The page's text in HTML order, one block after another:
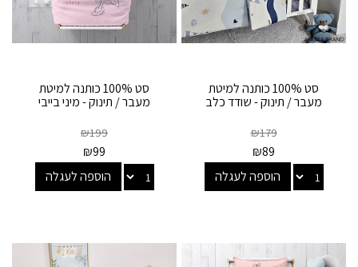
סט 100% כותנה למיטת
מעבר / תינוק - שודד כלב
₪179
₪89
הוספה לעגלה
סט 100% כותנה למיטת
מעבר / תינוק - מיני בייבי
₪199
₪99
הוספה לעגלה